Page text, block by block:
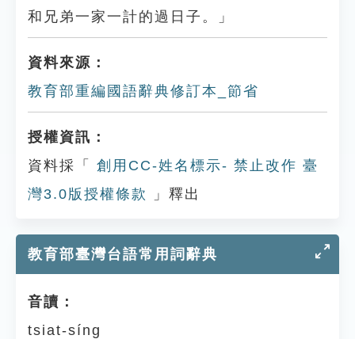
和兄弟一家一計的過日子。」
資料來源：
教育部重編國語辭典修訂本_節省
授權資訊：
資料採「
創用CC-姓名標示- 禁止改作 臺
灣3.0版授權條款
」釋出
教育部臺灣台語常用詞辭典
音讀：
tsiat-síng